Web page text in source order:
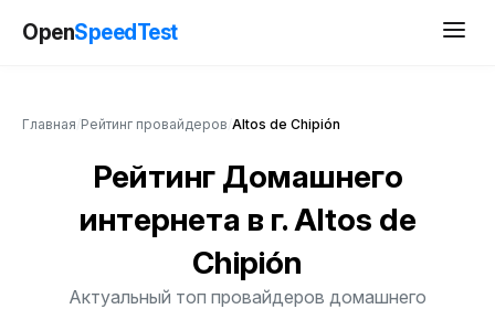
OpenSpeedTest
Главная Рейтинг провайдеров Altos de Chipión
Рейтинг Домашнего
интернета в г. Altos de
Chipión
Актуальный топ провайдеров домашнего